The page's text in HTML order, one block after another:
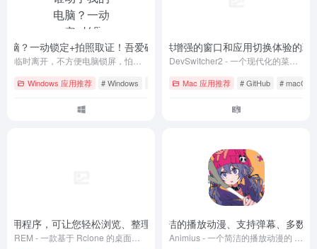
脑？一动锁定+拍照取证！吾爱破解专供免费版~- 最新版
Windows 应用推荐 # Windows # 免费
DevSwitcher2 – 一个提供增强的窗口和应用切换体验的现
Mac 应用推荐 # GitHub # macOS
用程序，可让您轻松浏览、整理和传输各个云存储中的文件- v0.5.0
Animius – 一个简洁的播放动漫、支持弹幕、多数